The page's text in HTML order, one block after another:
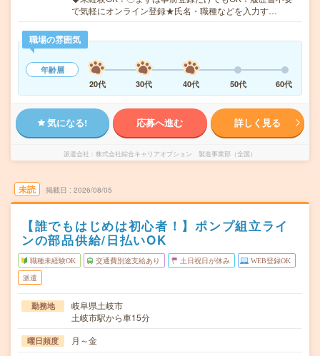
で気軽にオンライン登録★氏名・職種などを入力す…
職場の雰囲気
年齢層
20代
30代 40代 50代 60代
気になる! 応募へ進む 詳しく見る
派遣会社 株式会社綜合キャリアオプション 製造事業部（全国）
未読 掲載日 2026/08/05
【誰でもはじめは初心者！】ポンプ組立ライ
ンの部品供給/日払いOK
職種未経験OK 交通費別途支給あり 土日祝日が休み WEB登録OK
派遣
勤務地
岐阜県土岐市
土岐市駅から車15分
曜日頻度 月～金